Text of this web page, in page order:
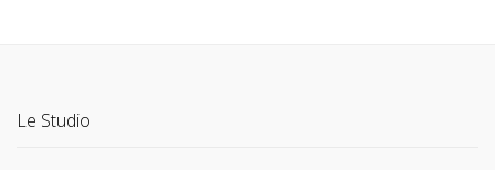
Le Studio